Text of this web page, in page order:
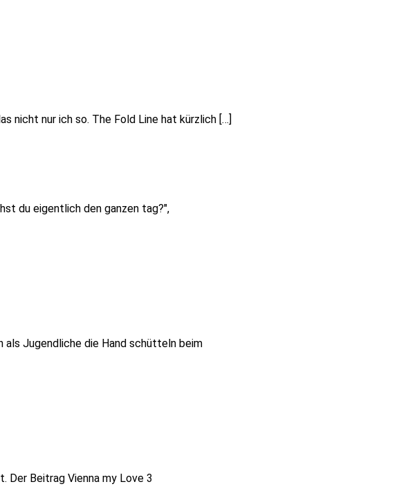
nicht nur ich so. The Fold Line hat kürzlich […]
du eigentlich den ganzen tag?",
als Jugendliche die Hand schütteln beim
Der Beitrag Vienna my Love 3